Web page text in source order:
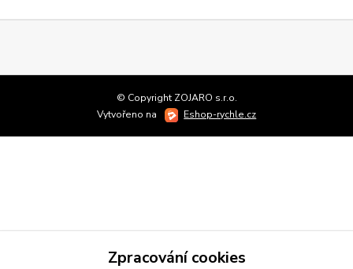
© Copyright ZOJARO s.r.o.
Vytvořeno na
Eshop-rychle.cz
Zpracování cookies